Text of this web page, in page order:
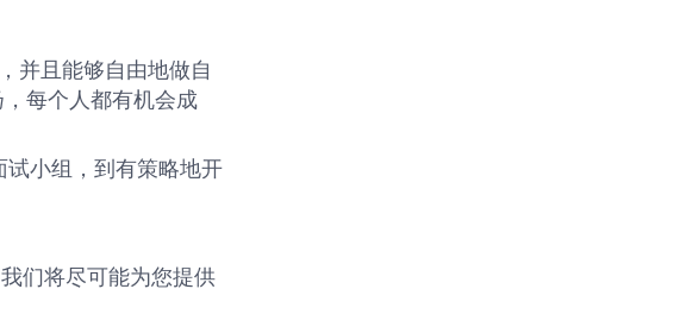
并且能够自由地做自
每个人都有机会成
小组，到有策略地开
们将尽可能为您提供